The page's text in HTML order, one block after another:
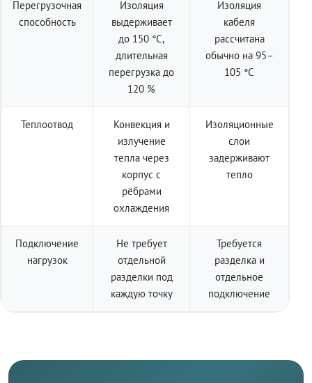
Перегрузочная
способность
Изоляция
выдерживает
до 150 °C,
длительная
перегрузка до
120 %
Изоляция
кабеля
рассчитана
обычно на 95–
105 °C
Теплоотвод
Конвекция и
излучение
тепла через
корпус с
рёбрами
охлаждения
Изоляционные
слои
задерживают
тепло
Подключение
нагрузок
Не требует
отдельной
разделки под
каждую точку
Требуется
разделка и
отдельное
подключение